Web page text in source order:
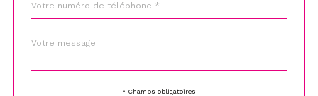
*
Fieldset
Message
*
* Champs obligatoires